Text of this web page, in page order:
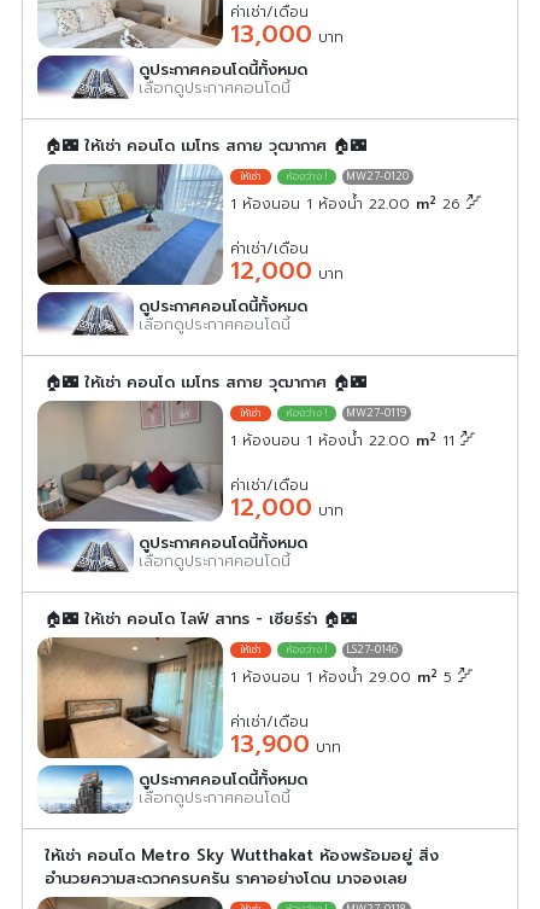
ค่าเช่า/เดือน
13,000 บาท
ดูประกาศคอนโดนี้ทั้งหมด
เลือกดูประกาศคอนโดนี้
🏠🌃 ให้เช่า คอนโด เมโทร สกาย วุฒากาศ 🏠🌃
MW27-0120
1 ห้องนอน 1 ห้องน้ำ 22.00 m2 26
ค่าเช่า/เดือน
12,000 บาท
ดูประกาศคอนโดนี้ทั้งหมด
เลือกดูประกาศคอนโดนี้
🏠🌃 ให้เช่า คอนโด เมโทร สกาย วุฒากาศ 🏠🌃
MW27-0119
1 ห้องนอน 1 ห้องน้ำ 22.00 m2 11
ค่าเช่า/เดือน
12,000 บาท
ดูประกาศคอนโดนี้ทั้งหมด
เลือกดูประกาศคอนโดนี้
🏠🌃 ให้เช่า คอนโด ไลฟ์ สาทร - เซียร์ร่า 🏠🌃
LS27-0146
1 ห้องนอน 1 ห้องน้ำ 29.00 m2 5
ค่าเช่า/เดือน
13,900 บาท
ดูประกาศคอนโดนี้ทั้งหมด
เลือกดูประกาศคอนโดนี้
ให้เช่า คอนโด Metro Sky Wutthakat ห้องพร้อมอยู่ สิ่ง
อำนวยความสะดวกครบครัน ราคาอย่างโดน มาจองเลย